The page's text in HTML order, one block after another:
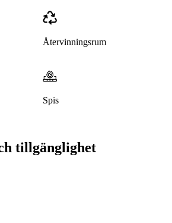
Återvinningsrum
Spis
tillgänglighet